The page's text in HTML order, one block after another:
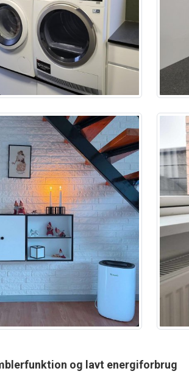
og lavt energiforbrug